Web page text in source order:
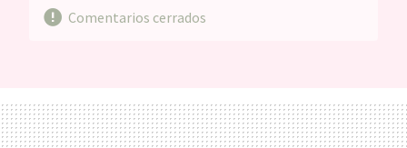
Comentarios cerrados